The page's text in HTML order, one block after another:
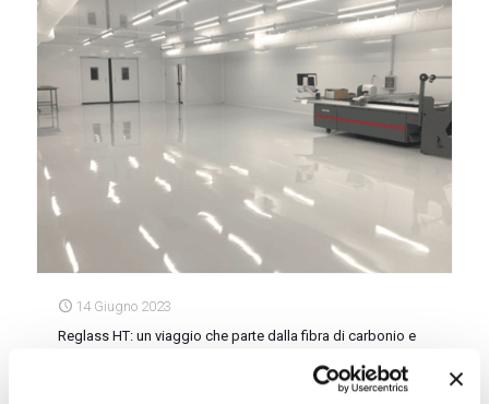
14 Giugno 2023
Reglass HT: un viaggio che parte dalla fibra di carbonio e
Reglass HT è un’azienda che da oltre 45 anni lavora la fibra